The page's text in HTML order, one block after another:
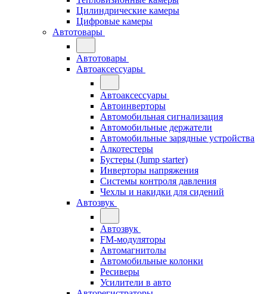
Цилиндрические камеры
Цифровые камеры
Автотовары
Автотовары
Автоаксессуары
Автоаксессуары
Автоинверторы
Автомобильная сигнализация
Автомобильные держатели
Автомобильные зарядные устройства
Алкотестеры
Бустеры (Jump starter)
Инверторы напряжения
Системы контроля давления
Чехлы и накидки для сидений
Автозвук
Автозвук
FM-модуляторы
Автомагнитолы
Автомобильные колонки
Ресиверы
Усилители в авто